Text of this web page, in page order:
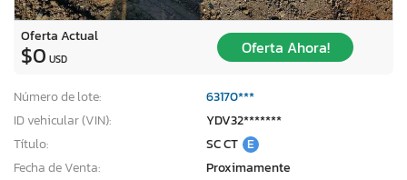
Oferta Actual
$0 USD
Oferta Ahora!
Número de lote:
63170***
ID vehicular (VIN):
YDV32*******
Título:
SC CT E
Fecha de Venta:
Proximamente